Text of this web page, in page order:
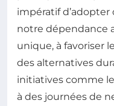
impératif d’adopter
notre dépendance
unique, à favoriser
des alternatives
initiatives comme
à des journées de